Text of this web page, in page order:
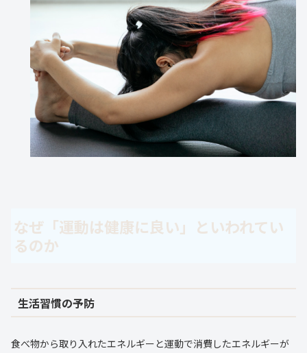
なぜ「運動は健康に良い」といわれてい
るのか
生活習慣の予防
食べ物から取り入れたエネルギーと運動で消費したエネルギーが